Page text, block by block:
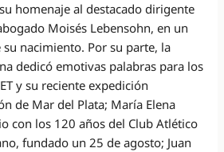
homenaje al destacado dirigente
Moisés Lebensohn, en un
nacimiento. Por su parte, la
dedicó emotivas palabras para los
y su reciente expedición
de Mar del Plata; María Elena
con los 120 años del Club Atlético
fundado un 25 de agosto; Juan